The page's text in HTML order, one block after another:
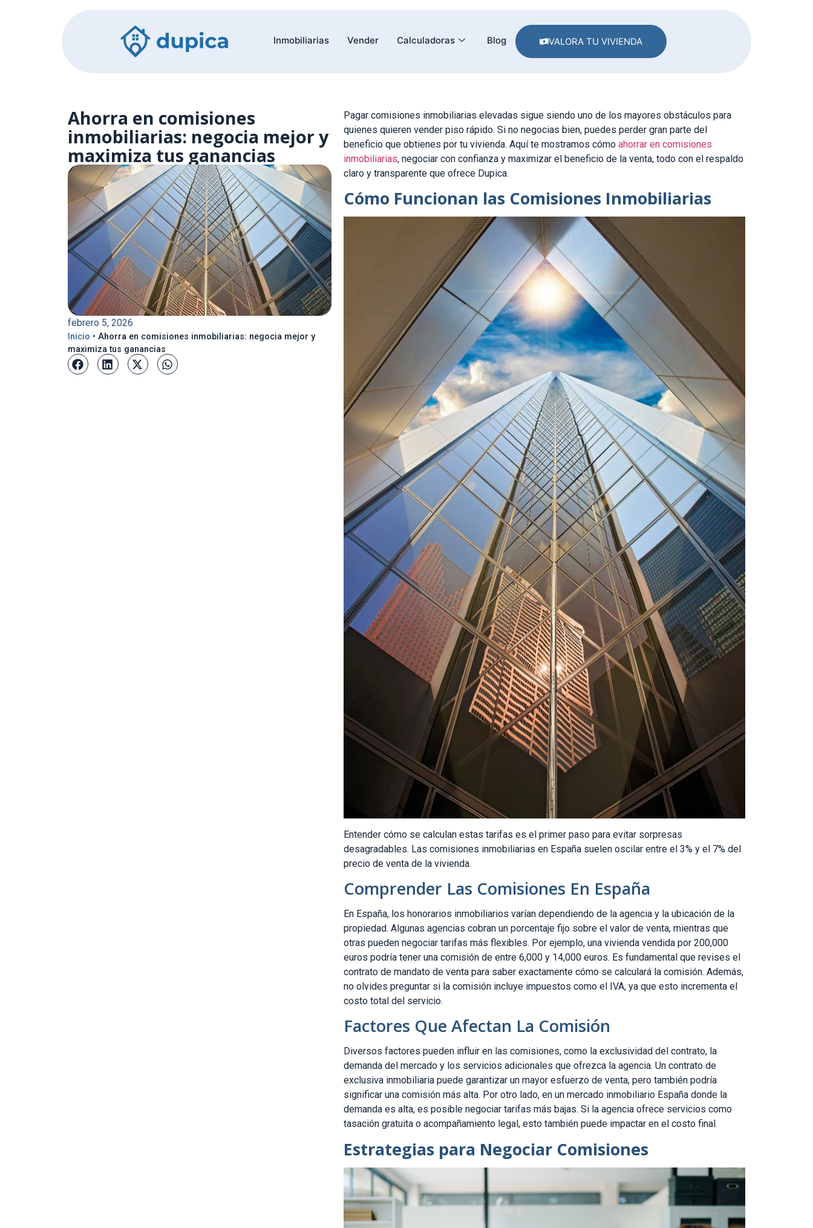
Inmobiliarias Vender Calculadoras Blog VALORA TU VIVIENDA
Ahorra en comisiones
inmobiliarias: negocia mejor y
maximiza tus ganancias
febrero 5, 2026
Inicio • Ahorra en comisiones inmobiliarias: negocia mejor y
maximiza tus ganancias
Pagar comisiones inmobiliarias elevadas sigue siendo uno de los mayores obstáculos para
quienes quieren vender piso rápido. Si no negocias bien, puedes perder gran parte del
beneficio que obtienes por tu vivienda. Aquí te mostramos cómo ahorrar en comisiones
inmobiliarias, negociar con confianza y maximizar el beneficio de la venta, todo con el respaldo
claro y transparente que ofrece Dupica.
Cómo Funcionan las Comisiones Inmobiliarias
Entender cómo se calculan estas tarifas es el primer paso para evitar sorpresas
desagradables. Las comisiones inmobiliarias en España suelen oscilar entre el 3% y el 7% del
precio de venta de la vivienda.
Comprender Las Comisiones En España
En España, los honorarios inmobiliarios varían dependiendo de la agencia y la ubicación de la
propiedad. Algunas agencias cobran un porcentaje fijo sobre el valor de venta, mientras que
otras pueden negociar tarifas más flexibles. Por ejemplo, una vivienda vendida por 200,000
euros podría tener una comisión de entre 6,000 y 14,000 euros. Es fundamental que revises el
contrato de mandato de venta para saber exactamente cómo se calculará la comisión. Además,
no olvides preguntar si la comisión incluye impuestos como el IVA, ya que esto incrementa el
costo total del servicio.
Factores Que Afectan La Comisión
Diversos factores pueden influir en las comisiones, como la exclusividad del contrato, la
demanda del mercado y los servicios adicionales que ofrezca la agencia. Un contrato de
exclusiva inmobiliaria puede garantizar un mayor esfuerzo de venta, pero también podría
significar una comisión más alta. Por otro lado, en un mercado inmobiliario España donde la
demanda es alta, es posible negociar tarifas más bajas. Si la agencia ofrece servicios como
tasación gratuita o acompañamiento legal, esto también puede impactar en el costo final.
Estrategias para Negociar Comisiones